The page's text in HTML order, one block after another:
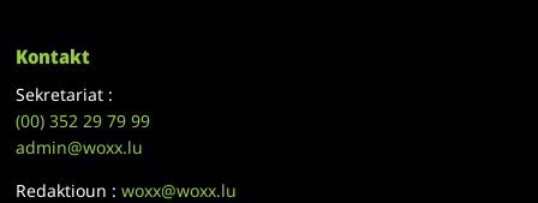
Kontakt
Sekretariat :
(00)352 29 79 99
admin@woxx.lu
Redaktioun :woxx@woxx.lu